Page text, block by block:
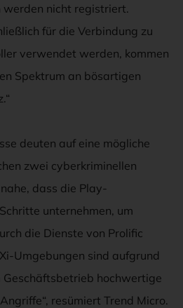
werden nicht registriert.
für die Verbindung zu
verwendet werden, kommen
Spektrum an bösartigen
deuten auf eine mögliche
zwei cyberkriminellen
dass die Play-
unternehmen, um
die Dienste von Prolific
Umgebungen sind aufgrund
Geschäftsbetrieb hochwertige
resümiert Trend Micro.